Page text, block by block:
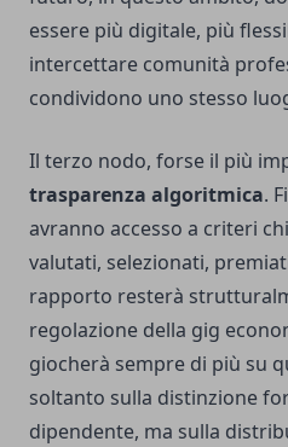
essere più digitale, più
intercettare comunità
condividono uno stesso
Il terzo nodo, forse il più
trasparenza algoritmica.
avranno accesso a criteri
valutati, selezionati,
rapporto resterà
regolazione della gig
giocherà sempre di più su
soltanto sulla distinzione
dipendente, ma sulla